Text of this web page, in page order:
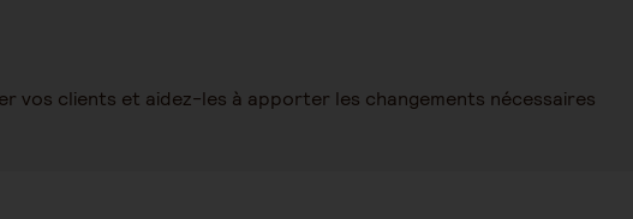
vos clients et aidez-les à apporter les changements nécessaires